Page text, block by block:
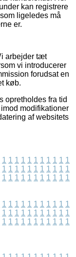
kan registrere
ligeledes må
er.
arbejder tæt
vi introducerer
forudsat en
køb.
opretholdes fra tid
modifikationer
af websitets
1 1 1 1 1 1 1 1 1 1 1
1 1 1 1 1 1 1 1 1 1 1
1 1 1 1 1 1 1 1 1 1 1
1 1 1 1 1 1 1 1 1 1 1
1 1 1 1 1 1 1 1 1 1 1
1 1 1 1 1 1 1 1 1 1 1